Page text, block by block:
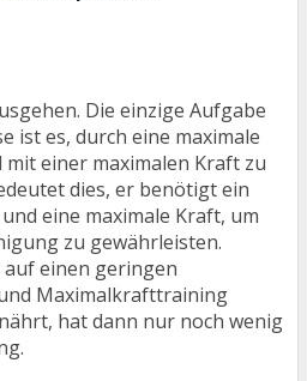
Die einzige Aufgabe
ist es, durch eine maximale
einer maximalen Kraft zu
dies, er benötigt ein
eine maximale Kraft, um
zu gewährleisten.
einen geringen
Maximalkrafttraining
hat dann nur noch wenig